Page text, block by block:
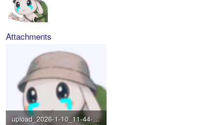
Attachments
upload_2026-1-10_11-44-3.png